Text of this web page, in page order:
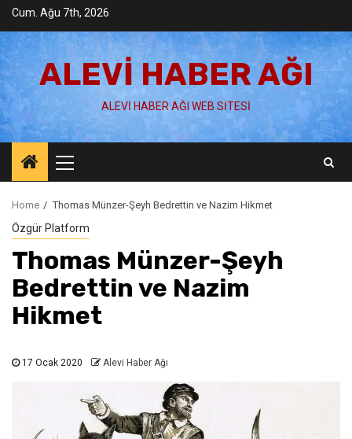
Skip
content
Cum. Ağu 7th, 2026
ALEVI HABER AĞI
ALEVI HABER AĞI WEB SITESI
Menu
Home Thomas Münzer-Şeyh Bedrettin ve Nazim Hikmet
Özgür Platform
Thomas Münzer-Şeyh
Bedrettin ve Nazim
Hikmet
17 Ocak 2020 Alevi Haber Ağı